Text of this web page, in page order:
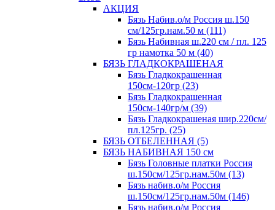
АКЦИЯ
Бязь Набив.о/м Россия ш.150
см/125гр.нам.50 м (111)
Бязь Набивная ш.220 см / пл. 125
гр намотка 50 м (40)
БЯЗЬ ГЛАДКОКРАШЕНАЯ
Бязь Гладкокрашенная
150см-120гр (23)
Бязь Гладкокрашенная
150см-140гр/м (39)
Бязь Гладкокрашеная шир.220см/
пл.125гр. (25)
БЯЗЬ ОТБЕЛЕННАЯ (5)
БЯЗЬ НАБИВНАЯ 150 см
Бязь Головные платки Россия
ш.150см/125гр.нам.50м (13)
Бязь набив.о/м Россия
ш.150см/125гр.нам.50м (146)
Бязь набив.о/м Россия